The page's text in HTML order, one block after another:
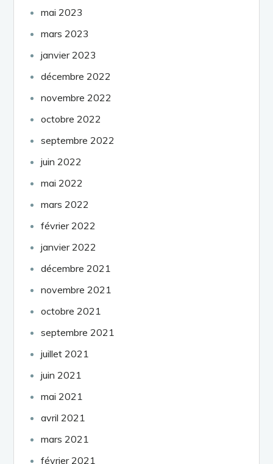
mai 2023
mars 2023
janvier 2023
décembre 2022
novembre 2022
octobre 2022
septembre 2022
juin 2022
mai 2022
mars 2022
février 2022
janvier 2022
décembre 2021
novembre 2021
octobre 2021
septembre 2021
juillet 2021
juin 2021
mai 2021
avril 2021
mars 2021
février 2021